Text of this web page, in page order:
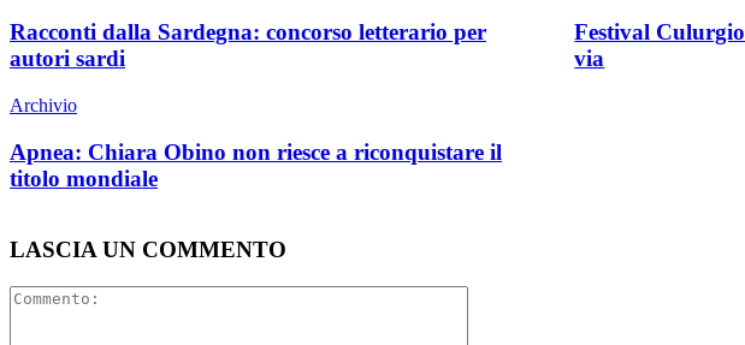
Racconti dalla Sardegna: concorso letterario per
autori sardi
Festival
via
Archivio
Apnea: Chiara Obino non riesce a riconquistare il
titolo mondiale
LASCIA UN COMMENTO